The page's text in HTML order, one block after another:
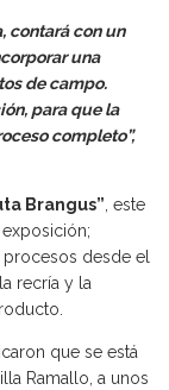
contará con un
una
de campo.
para que la
completo”,
Brangus” , este
desde el
recría y la
que se está
Ramallo, a unos